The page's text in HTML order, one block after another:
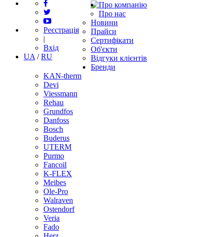
Реєстрація
|
Вхід
UA /RU
Про компанію
Про нас
Новини
Прайси
Сертифікати
Об'єкти
Відгуки клієнтів
Бренди
KAN-therm
Devi
Viessmann
Rehau
Grundfos
Danfoss
Bosch
Buderus
UTERM
Purmo
Fancoil
K-FLEX
Meibes
Ole-Pro
Walraven
Ostendorf
Veria
Fado